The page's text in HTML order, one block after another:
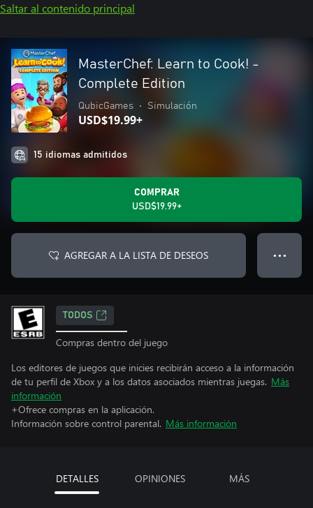
Saltar al contenido principal
MasterChef: Learn to Cook! -
Complete Edition
QubicGames • Simulación
USD$19.99+
15 idiomas admitidos
COMPRAR
USD$19.99+
AGREGAR A LA LISTA DE DESEOS ● ● ●
TODOS
Compras dentro del juego
Los editores de juegos que inicies recibirán acceso a la información
de tu perfil de Xbox y a los datos asociados mientras juegas. Más
información
+Ofrece compras en la aplicación.
Información sobre control parental. Más información
DETALLES OPINIONES MÁS